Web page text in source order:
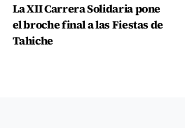
La XII Carrera Solidaria pone
el broche final a las Fiestas de
Tahiche